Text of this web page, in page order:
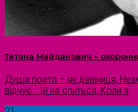
Тетяна Майданович –
Душа поета – як дзвіниця,
відчує… Їй не спиться, Коли з